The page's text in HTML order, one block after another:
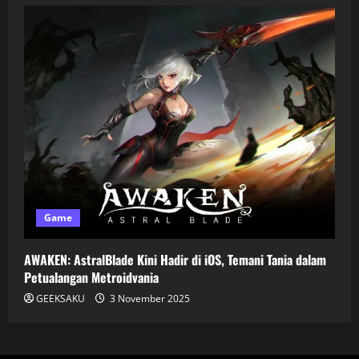
Game
AWAKEN: AstralBlade Kini Hadir di iOS, Temani Tania dalam
Petualangan Metroidvania
GEEKSAKU 3 November 2025